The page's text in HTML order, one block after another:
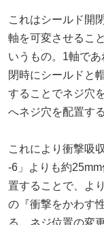
これはシールド開
軸を可変させるこ
いうもの。1軸で
閉時にシールドと
することでネジ穴
へネジ穴を配置す
これにより衝撃吸
-6」よりも約
置することで、よ
の『衝撃をかわす
る。ネジ位置の変